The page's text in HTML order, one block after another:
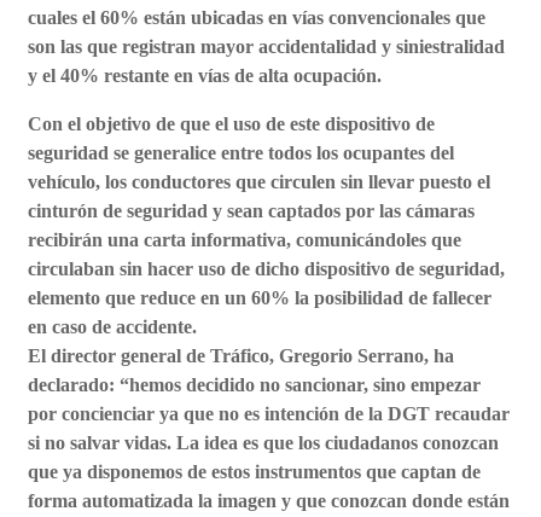
cuales el 60% están ubicadas en vías convencionales que
son las que registran mayor accidentalidad y siniestralidad
y el 40% restante en vías de alta ocupación.
Con el objetivo de que el uso de este dispositivo de
seguridad se generalice entre todos los ocupantes del
vehículo, los conductores que circulen sin llevar puesto el
cinturón de seguridad y sean captados por las cámaras
recibirán una carta informativa, comunicándoles que
circulaban sin hacer uso de dicho dispositivo de seguridad,
elemento que reduce en un 60% la posibilidad de fallecer
en caso de accidente.
El director general de Tráfico, Gregorio Serrano, ha
declarado: “hemos decidido no sancionar, sino empezar
por concienciar ya que no es intención de la DGT recaudar
si no salvar vidas. La idea es que los ciudadanos conozcan
que ya disponemos de estos instrumentos que captan de
forma automatizada la imagen y que conozcan donde están